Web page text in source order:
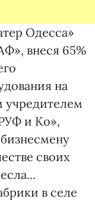
Одесса»
внеся 65%
на
учредителем
и Ко»,
своих
в селе